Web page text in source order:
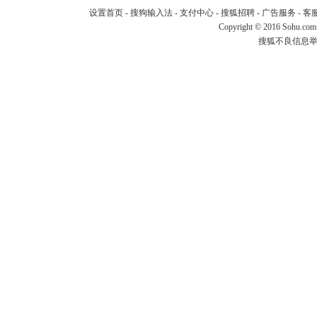
设置首页- 搜狗输入法- 支付中心- 搜狐招聘- 广告服务 - 客
Copyright © 2016
搜狐不良信息